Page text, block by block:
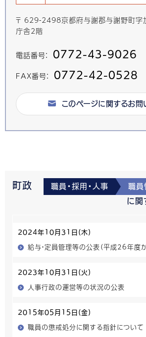
〒 629-2498京都府与謝郡与謝野町
庁舎2階
電話番号： 0772-43-9026
FAX番号： 0772-42-0528
このページに関するお問
町政 職員・採用・人事 職員
に関
2024年10月31日(木)
給与・定員管理等の公表（平成26年度か
2023年10月31日(火)
人事行政の運営等の状況の公表
2015年05月15日(金)
職員の懲戒処分に関する指針について